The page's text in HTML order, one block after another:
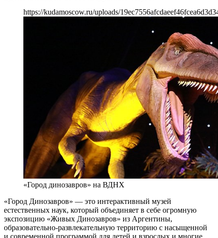
https://kudamoscow.ru/uploads/
«Город динозавров» на ВДНХ
«Город Динозавров» — это интерактивный музей
естественных наук, который объединяет в себе огромную
экспозицию «Живых Динозавров» из Аргентины,
образовательно-развлекательную территорию с насыщенной
и современной программой для детей и взрослых и многие